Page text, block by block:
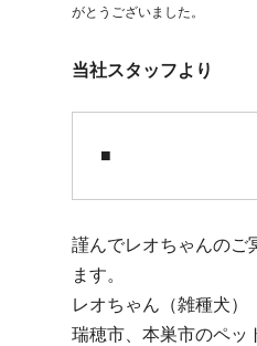
がとうございました。
当社スタッフより
■
謹んでレオちゃんのご
ます。
レオちゃん（雑種犬
瑞穂市、本巣市のペッ